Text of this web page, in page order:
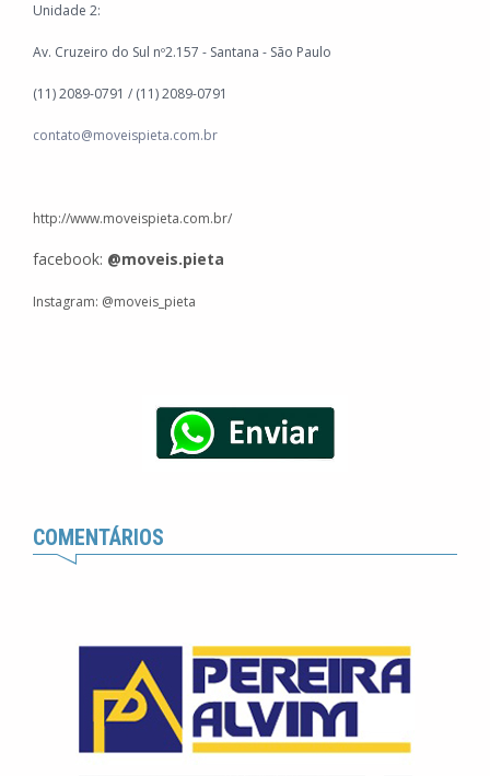
Unidade 2:
Av. Cruzeiro do Sul nº2.157 - Santana - São Paulo
(11) 2089-0791 / (11) 2089-0791
contato@moveispieta.com.br
http://www.moveispieta.com.br/
facebook: @moveis.pieta
Instagram: @moveis _pieta
COMENTÁRIOS